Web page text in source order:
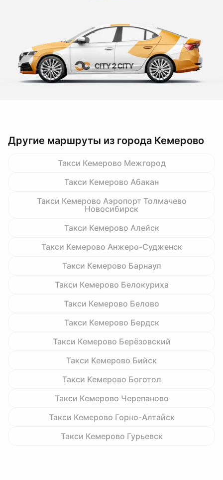
Другие маршруты из города Кемерово
Такси Кемерово Межгород
Такси Кемерово Абакан
Такси Кемерово Аэропорт Толмачево
Новосибирск
Такси Кемерово Алейск
Такси Кемерово Анжеро-Судженск
Такси Кемерово Барнаул
Такси Кемерово Белокуриха
Такси Кемерово Белово
Такси Кемерово Бердск
Такси Кемерово Берёзовский
Такси Кемерово Бийск
Такси Кемерово Боготол
Такси Кемерово Черепаново
Такси Кемерово Горно-Алтайск
Такси Кемерово Гурьевск